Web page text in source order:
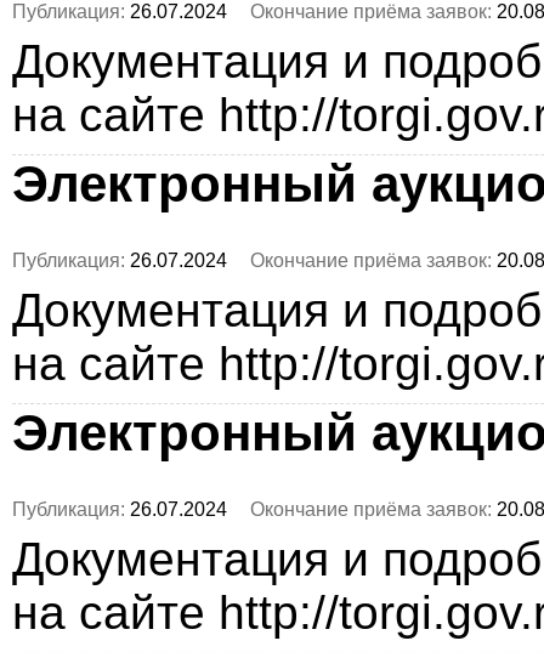
Публикация: 26.07.2024 Окончание приёма заявок:
Документация и
на сайте http://
Электронный
Публикация: 26.07.2024 Окончание приёма заявок:
Документация и
на сайте http://
Электронный
Публикация: 26.07.2024 Окончание приёма заявок:
Документация и
на сайте http://